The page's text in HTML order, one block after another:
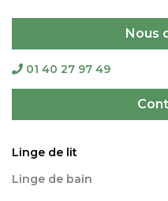
Nous
01 40 27 97 49
Linge de lit
Linge de bain